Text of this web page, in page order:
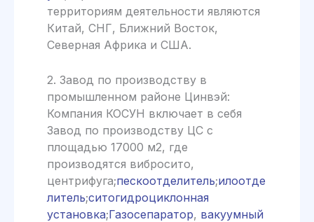
территориям деятельности являются
Китай, СНГ, Ближний Восток,
Северная Африка и США.
2. Завод по производству в
промышленном районе Цинвэй:
Компания КОСУН включает в себя
Завод по производству ЦС с
площадью 17000 м2, где
производятся вибросито,
центрифуга;пескоотделитель;илоотде
литель;ситогидроциклонная
установка;Газосепаратор, вакуумный